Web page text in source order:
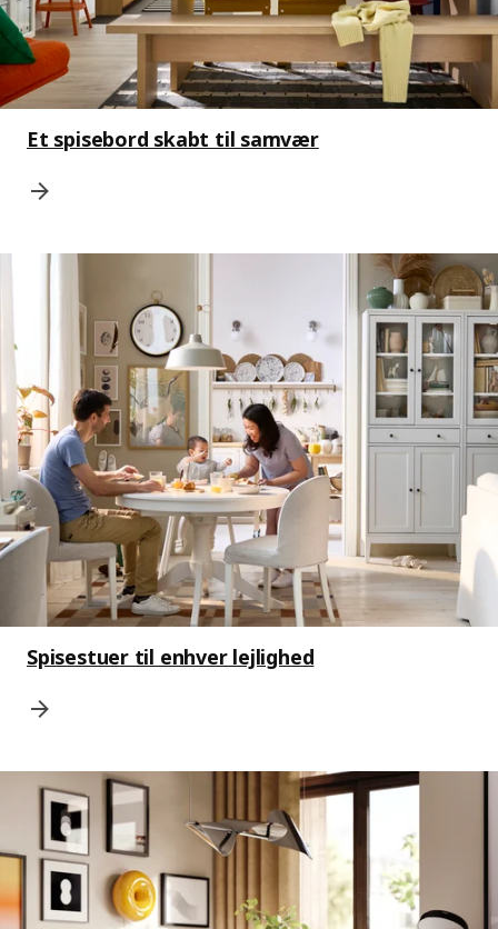
Et spisebord skabt til samvær
Spisestuer til enhver lejlighed